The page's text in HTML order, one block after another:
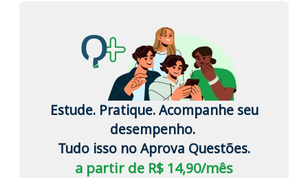
Estude. Pratique. Acompanhe seu
desempenho.
Tudo isso no Aprova Questões.
a partir de R$ 14,90/mês